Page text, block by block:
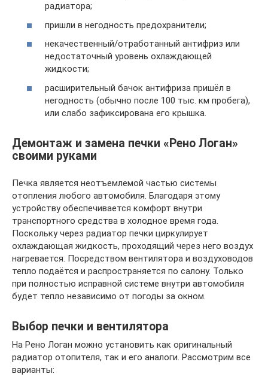
радиатора;
пришли в негодность предохранители;
некачественный/отработанный антифриз или
недостаточный уровень охлаждающей
жидкости;
расширительный бачок антифриза пришёл в
негодность (обычно после 100 тыс. км пробега),
или слабо зафиксирована его крышка.
Демонтаж и замена печки «Рено Логан»
своими руками
Печка является неотъемлемой частью системы
отопления любого автомобиля. Благодаря этому
устройству обеспечивается комфорт внутри
транспортного средства в холодное время года.
Поскольку через радиатор печки циркулирует
охлаждающая жидкость, проходящий через него воздух
нагревается. Посредством вентилятора и воздуховодов
тепло подаётся и распространяется по салону. Только
при полностью исправной системе внутри автомобиля
будет тепло независимо от погоды за окном.
Выбор печки и вентилятора
На Рено Логан можно установить как оригинальный
радиатор отопителя, так и его аналоги. Рассмотрим все
варианты: